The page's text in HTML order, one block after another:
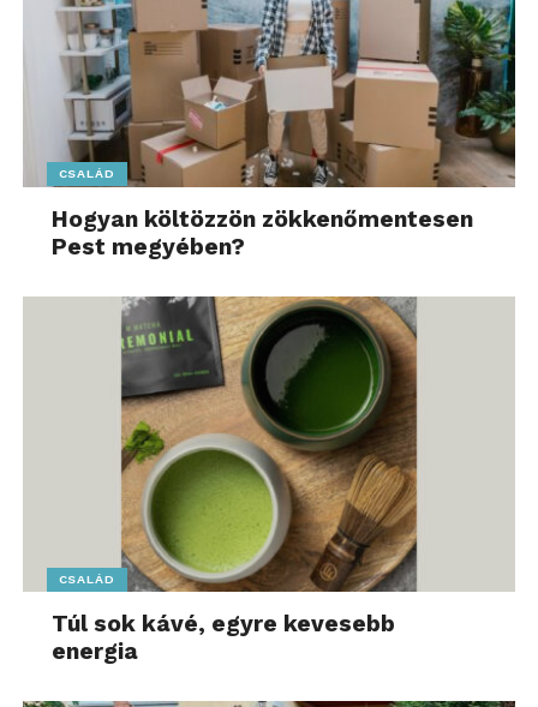
CSALÁD
Hogyan költözzön zökkenőmentesen
Pest megyében?
CSALÁD
Túl sok kávé, egyre kevesebb
energia